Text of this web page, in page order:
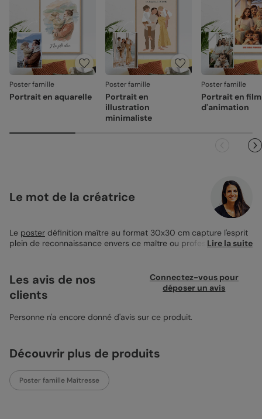
Votre satisfaction, notre priorité
Si vous constatez le moindre souci lié à la fabrication ou à
l’acheminement, contactez-nous dans les 30 jours. Nous
nous occupons de tout et relançons une impression si
nécessaire.
En revanche, si le point concerne la personnalisation que
vous avez validée (texte, photo, mise en page), le produit
ne pourra pas être repris.
Poster famille
Portrait en aquarelle
Poster famille
Portrait en
illustration
minimaliste
Poster famille
Portrait en film
d'animation
Le mot de la créatrice
Le poster définition maître au format 30x30 cm capture l'esprit
plein de reconnaissance envers ce maître ou professeur
quotidien. Idéal pour offrir ou pour agrémenter un mur de la
maison, ce poster ajoute une touche personnelle à votre déco.
Vous pouvez personnaliser le texte pour le rendre unique et
et sincérité. À votre façon, tout simplement.
Lire la suite
Les avis de nos
clients
Connectez-vous pour
déposer un avis
Personne n'a encore donné d'avis sur ce produit.
Découvrir plus de produits
Poster famille Maîtresse